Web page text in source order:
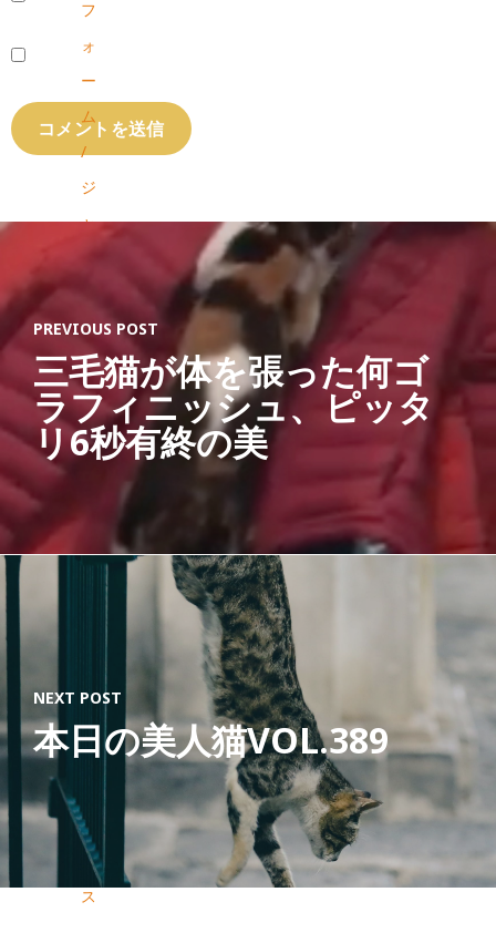
フ
ォ
ー
ム
/
ジ
ャ
サ
イ
ン
刺
ー
ベ
ー
ス
PREVIOUS POST
三毛猫が体を張った何ゴ
ラフィニッシュ、ピッタ
リ6秒有終の美
NEXT POST
本日の美人猫VOL.389